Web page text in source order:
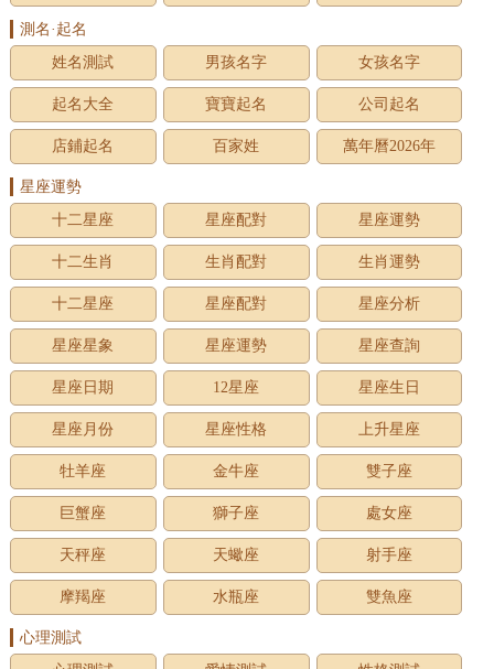
測名·起名
姓名測試
男孩名字 女孩名字
起名大全 寶寶起名 公司起名
店鋪起名 百家姓 萬年曆2026年
星座運勢
十二星座
星座配對 星座運勢
十二生肖 生肖配對 生肖運勢
十二星座 星座配對 星座分析
星座星象 星座運勢 星座查詢
星座日期 12星座 星座生日
星座月份 星座性格 上升星座
牡羊座 金牛座 雙子座
巨蟹座 獅子座 處女座
天秤座 天蠍座 射手座
摩羯座 水瓶座 雙魚座
心理測試